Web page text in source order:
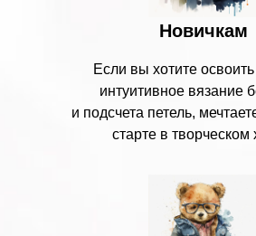
Новичкам
Если вы хотите
интуитивное вязание
и подсчета петель,
старте в творческом